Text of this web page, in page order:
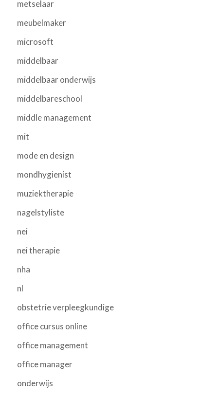
metselaar
meubelmaker
microsoft
middelbaar
middelbaar onderwijs
middelbareschool
middle management
mit
mode en design
mondhygienist
muziektherapie
nagelstyliste
nei
nei therapie
nha
nl
obstetrie verpleegkundige
office cursus online
office management
office manager
onderwijs